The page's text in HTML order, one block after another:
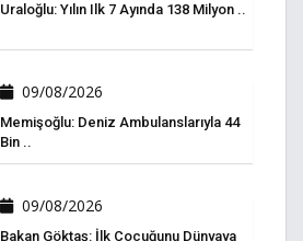
Uraloğlu: Yılın Ilk 7 Ayında 138 Milyon ..
09/08/2026
Memişoğlu: Deniz Ambulanslarıyla 44
Bin ..
09/08/2026
Bakan Göktaş: İlk Çocuğunu Dünyaya